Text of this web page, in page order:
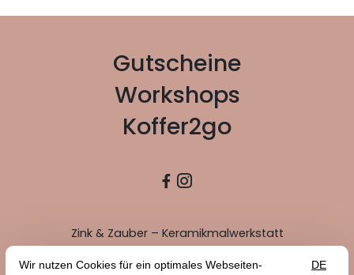
Gutscheine
Workshops
Koffer2go
 
Zink & Zauber – Keramikmalwerkstatt
Welzheimer-Wald-Str. 20
73614 Schorndorf